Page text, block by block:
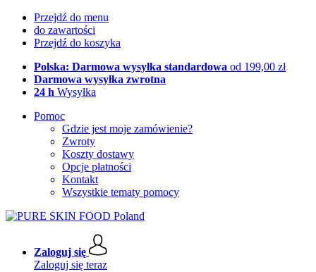
Przejdź do menu
do zawartości
Przejdź do koszyka
Polska: Darmowa wysyłka standardowa od 199,00 zł
Darmowa wysyłka zwrotna
24 h Wysyłka
Pomoc
Gdzie jest moje zamówienie?
Zwroty
Koszty dostawy
Opcje płatności
Kontakt
Wszystkie tematy pomocy
Zaloguj się
Zaloguj się teraz